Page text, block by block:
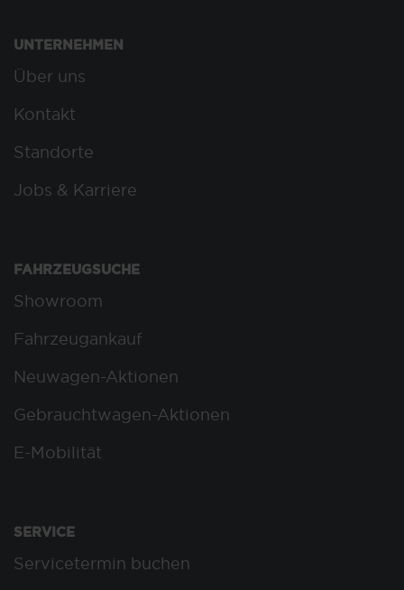
UNTERNEHMEN
Über uns
Kontakt
Standorte
Jobs & Karriere
FAHRZEUGSUCHE
Showroom
Fahrzeugankauf
Neuwagen-Aktionen
Gebrauchtwagen-Aktionen
E-Mobilität
SERVICE
Servicetermin buchen